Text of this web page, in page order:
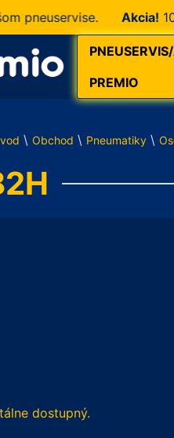
Akcia!10 %
PREMIO
\ Obchod \ Pneumatiky \
dostupný.